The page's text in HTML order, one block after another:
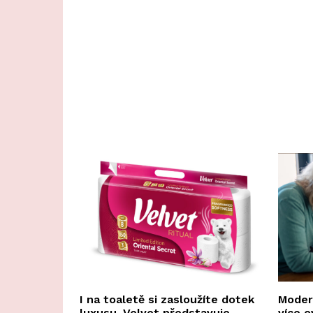
I na toaletě si zasloužíte dotek